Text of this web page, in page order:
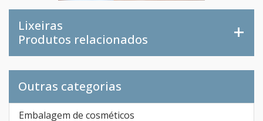
Lixeiras
Produtos relacionados
Outras categorias
Embalagem de cosméticos